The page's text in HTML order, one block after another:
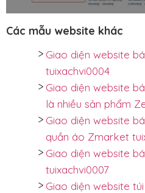
Các mẫu website khác
Giao diện website
tuixachvi0004
Giao diện website
là nhiều sản phẩm
Giao diện website
quần áo Zmarket
Giao diện website
tuixachvi0007
Giao diện website